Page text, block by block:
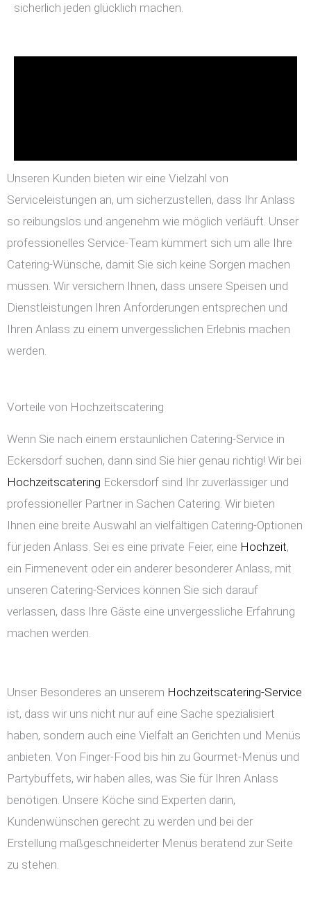
sicherlich jeden glücklich machen.
Unseren Kunden bieten wir eine Vielzahl von
Serviceleistungen an, um sicherzustellen, dass Ihr Anlass
so reibungslos und angenehm wie möglich verläuft. Unser
professionelles Service-Team kümmert sich um alle Ihre
Catering-Wünsche, damit Sie sich keine Sorgen machen
müssen. Wir versichern Ihnen, dass unsere Speisen und
Dienstleistungen Ihren Anforderungen entsprechen und
Ihren Anlass zu einem unvergesslichen Erlebnis machen
werden.
Vorteile von Hochzeitscatering
Wenn Sie nach einem erstaunlichen Catering-Service in
Eckersdorf suchen, dann sind Sie hier genau richtig! Wir bei
Hochzeitscatering Eckersdorf sind Ihr zuverlässiger und
professioneller Partner in Sachen Catering. Wir bieten
Ihnen eine breite Auswahl an vielfältigen Catering-Optionen
für jeden Anlass. Sei es eine private Feier, eine Hochzeit,
ein Firmenevent oder ein anderer besonderer Anlass, mit
unseren Catering-Services können Sie sich darauf
verlassen, dass Ihre Gäste eine unvergessliche Erfahrung
machen werden.
Unser Besonderes an unserem Hochzeitscatering-Service
ist, dass wir uns nicht nur auf eine Sache spezialisiert
haben, sondern auch eine Vielfalt an Gerichten und Menüs
anbieten. Von Finger-Food bis hin zu Gourmet-Menüs und
Partybuffets, wir haben alles, was Sie für Ihren Anlass
benötigen. Unsere Köche sind Experten darin,
Kundenwünschen gerecht zu werden und bei der
Erstellung maßgeschneiderter Menüs beratend zur Seite
zu stehen.